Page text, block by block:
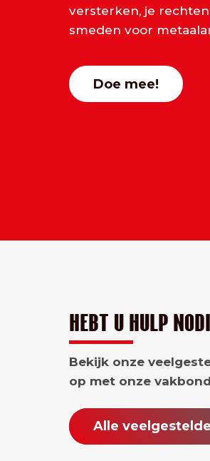
versterken, je
smeden voor
Doe mee!
HEBT U HULP
Bekijk onze
op met onze
Alle